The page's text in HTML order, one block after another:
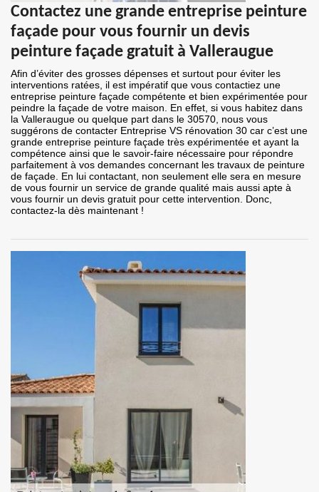
Contactez une grande entreprise peinture
façade pour vous fournir un devis
peinture façade gratuit à Valleraugue
Afin d’éviter des grosses dépenses et surtout pour éviter les
interventions ratées, il est impératif que vous contactiez une
entreprise peinture façade compétente et bien expérimentée pour
peindre la façade de votre maison. En effet, si vous habitez dans
la Valleraugue ou quelque part dans le 30570, nous vous
suggérons de contacter Entreprise VS rénovation 30 car c’est une
grande entreprise peinture façade très expérimentée et ayant la
compétence ainsi que le savoir-faire nécessaire pour répondre
parfaitement à vos demandes concernant les travaux de peinture
de façade. En lui contactant, non seulement elle sera en mesure
de vous fournir un service de grande qualité mais aussi apte à
vous fournir un devis gratuit pour cette intervention. Donc,
contactez-la dès maintenant !